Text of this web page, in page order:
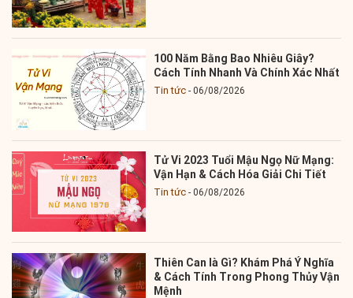
100 Năm Bằng Bao Nhiêu Giây?
Cách Tính Nhanh Và Chính Xác Nhất
Tin tức 06/08/2026
Tử Vi 2023 Tuổi Mậu Ngọ Nữ Mạng:
Vận Hạn & Cách Hóa Giải Chi Tiết
Tin tức 06/08/2026
Thiên Can là Gì? Khám Phá Ý Nghĩa
& Cách Tính Trong Phong Thủy Vận
Mệnh